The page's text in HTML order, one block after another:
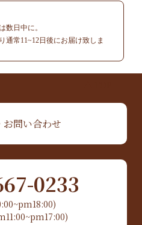
数日中に。
通常11~12日後にお届け致しま
お問い合わせ
0233